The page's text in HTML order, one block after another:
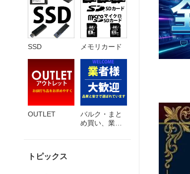
SSD メモリカード
OUTLET
バルク・まと
め買い、業者
トピックス